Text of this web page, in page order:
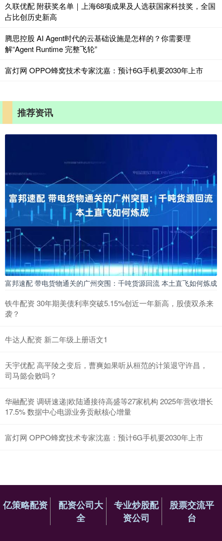
久联优配 附获奖名单｜上海68项成果及人选获国家科技奖，全国
占比创历史新高
腾思控股 AI Agent时代的云基础设施是怎样的？你需要理
解“Agent Runtime 完整飞轮”
富灯网 OPPO蜂窝技术专家沈嘉：预计6G手机要2030年上市
推荐资讯
富邦速配 带电货物通关的广州突围：千吨货源回流 本土直飞如何炼成
铁牛配资 30年期美债利率突破5.15%创近一年新高，股债双杀来
袭？
牛达人配资 新二年级上册语文1
天宇优配 高平陵之变后，曹爽如果听从桓范的计策退守许昌，
司马懿会败吗？
华融配资 调研速递|欧陆通接待高盛等27家机构 2025年营收增长
17.5% 数据中心电源业务贡献核心增量
富灯网 OPPO蜂窝技术专家沈嘉：预计6G手机要2030年上市
亿策略配资
配资公司大
全
专业炒股配
资公司
股票交流平
台